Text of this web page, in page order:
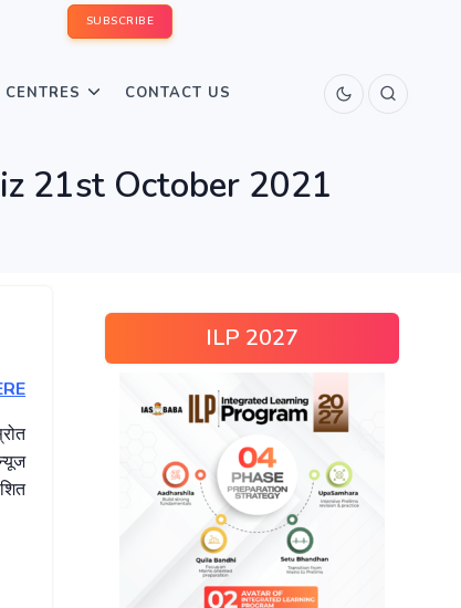
SUBSCRIBE
CENTRES CONTACT US
21st October 2021
ILP 2027